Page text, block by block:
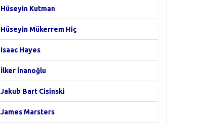
Hüseyin Kutman
Hüseyin Mükerrem Hiç
Isaac Hayes
İlker İnanoğlu
Jakub Bart Cisinski
James Marsters